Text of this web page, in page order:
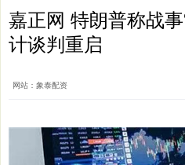
嘉正网 特朗普称战
计谈判重启
网站：象泰配资